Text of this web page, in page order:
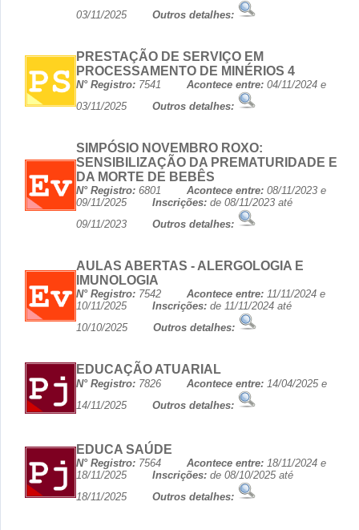
03/11/2025 Outros detalhes:
PRESTAÇÃO DE SERVIÇO EM
PROCESSAMENTO DE MINÉRIOS 4
N° Registro: 7541 Acontece entre: 04/11/2024 e
03/11/2025 Outros detalhes:
SIMPÓSIO NOVEMBRO ROXO:
SENSIBILIZAÇÃO DA PREMATURIDADE E
DA MORTE DE BEBÊS
N° Registro: 6801 Acontece entre: 08/11/2023 e
09/11/2025 Inscrições: de 08/11/2023 até
09/11/2023 Outros detalhes:
AULAS ABERTAS - ALERGOLOGIA E
IMUNOLOGIA
N° Registro: 7542 Acontece entre: 11/11/2024 e
10/11/2025 Inscrições: de 11/11/2024 até
10/10/2025 Outros detalhes:
EDUCAÇÃO ATUARIAL
N° Registro: 7826 Acontece entre: 14/04/2025 e
14/11/2025 Outros detalhes:
EDUCA SAÚDE
N° Registro: 7564 Acontece entre: 18/11/2024 e
18/11/2025 Inscrições: de 08/10/2025 até
18/11/2025 Outros detalhes: